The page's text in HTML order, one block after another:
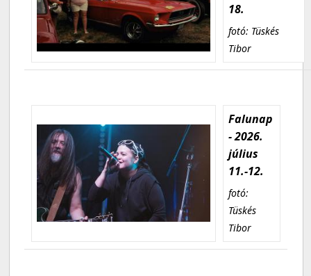
18.
fotó: Tüskés
Tibor
Falunap
- 2026.
július
11.-12.
fotó:
Tüskés
Tibor